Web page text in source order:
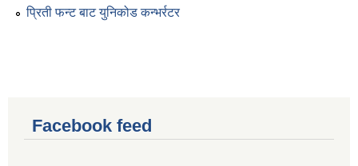
प्रिती फन्ट बाट युनिकोड कन्भर्रटर
Facebook feed